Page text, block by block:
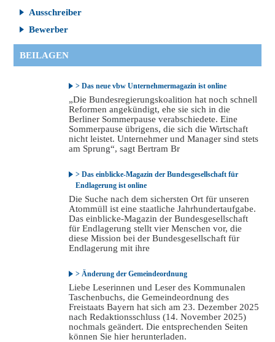
Ausschreiber
Bewerber
BEILAGEN
> Das neue vbw Unternehmermagazin ist online
„Die Bundesregierungskoalition hat noch schnell
Reformen angekündigt, ehe sie sich in die
Berliner Sommerpause verabschiedete. Eine
Sommerpause übrigens, die sich die Wirtschaft
nicht leistet. Unternehmer und Manager sind stets
am Sprung“, sagt Bertram Br
> Das einblicke-Magazin der Bundesgesellschaft für
Endlagerung ist online
Die Suche nach dem sichersten Ort für unseren
Atommüll ist eine staatliche Jahrhundertaufgabe.
Das einblicke-Magazin der Bundesgesellschaft
für Endlagerung stellt vier Menschen vor, die
diese Mission bei der Bundesgesellschaft für
Endlagerung mit ihre
> Änderung der Gemeindeordnung
Liebe Leserinnen und Leser des Kommunalen
Taschenbuchs, die Gemeindeordnung des
Freistaats Bayern hat sich am 23. Dezember 2025
nach Redaktionsschluss (14. November 2025)
nochmals geändert. Die entsprechenden Seiten
können Sie hier herunterladen.